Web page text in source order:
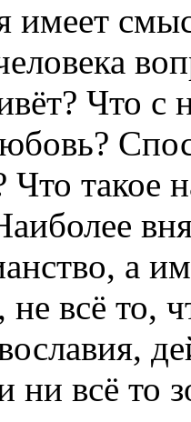
имеет
Что с
Что такое
а
всё то,
ни всё то